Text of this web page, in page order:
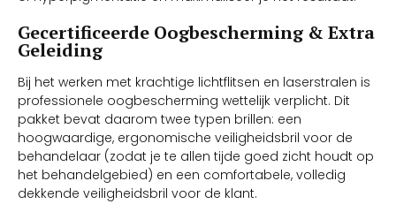
Gecertificeerde Oogbescherming & Extra
Geleiding
Bij het werken met krachtige lichtflitsen en laserstralen is
professionele oogbescherming wettelijk verplicht. Dit
pakket bevat daarom twee typen brillen: een
hoogwaardige, ergonomische veiligheidsbril voor de
behandelaar (zodat je te allen tijde goed zicht houdt op
het behandelgebied) en een comfortabele, volledig
dekkende veiligheidsbril voor de klant.